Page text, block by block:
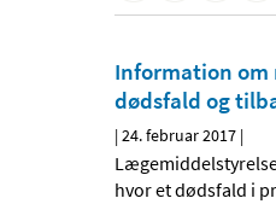
Information
dødsfald og
|24. februar 2017 |
hvor et dødsfald i